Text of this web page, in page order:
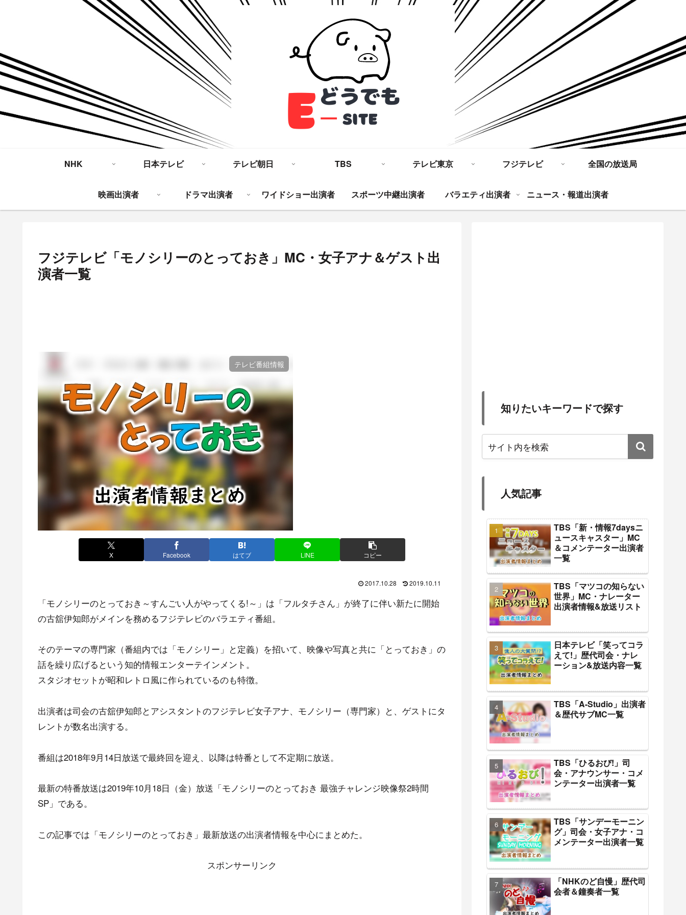
NHK 日本テレビ テレビ朝日 TBS テレビ東京 フジテレビ 全国の放送局
映画出演者 ドラマ出演者 ワイドショー出演者 スポーツ中継出演者 バラエティ出演者 ニュース・報道出演者
フジテレビ「モノシリーのとっておき」MC・女子アナ＆ゲスト出
演者一覧
テレビ番組情報
X Facebook はてブ LINE コピー
2017.10.28 2019.10.11
「モノシリーのとっておき～すんごい人がやってくる!～」は「フルタチさん」が終了に伴い新たに開始
の古舘伊知郎がメインを務めるフジテレビのバラエティ番組。
そのテーマの専門家（番組内では「モノシリー」と定義）を招いて、映像や写真と共に「とっておき」の
話を繰り広げるという知的情報エンターテインメント。
スタジオセットが昭和レトロ風に作られているのも特徴。
出演者は司会の古舘伊知郎とアシスタントのフジテレビ女子アナ、モノシリー（専門家）と、ゲストにタ
レントが数名出演する。
番組は2018年9月14日放送で最終回を迎え、以降は特番として不定期に放送。
最新の特番放送は2019年10月18日（金）放送「モノシリーのとっておき 最強チャレンジ映像祭2時間
SP」である。
この記事では「モノシリーのとっておき」最新放送の出演者情報を中心にまとめた。
スポンサーリンク
知りたいキーワードで探す
人気記事
TBS「新・情報7daysニ
ュースキャスター」MC
＆コメンテーター出演者
一覧
TBS「マツコの知らない
世界」MC・ナレーター
出演者情報&放送リスト
日本テレビ「笑ってコラ
えて!」歴代司会・ナレ
ーション&放送内容一覧
TBS「A-Studio」出演者
＆歴代サブMC一覧
TBS「ひるおび!」司
会・アナウンサー・コメ
ンテーター出演者一覧
TBS「サンデーモーニン
グ」司会・女子アナ・コ
メンテーター出演者一覧
「NHKのど自慢」歴代司
会者＆鐘奏者一覧